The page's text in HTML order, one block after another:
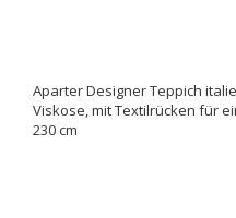
Aparter Designer Teppich
Viskose, mit Textilrücken für
230 cm